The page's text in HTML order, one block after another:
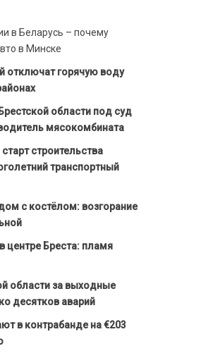
в Беларусь – почему
в Минске
отключат горячую воду
области под суд
мясокомбината
строительства
транспортный
с костёлом: возгорание
центре Бреста: пламя
области за выходные
десятков аварий
в контрабанде на €203